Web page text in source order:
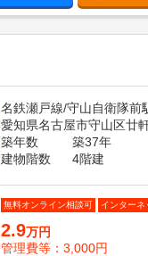
名鉄瀬戸線/守山自衛隊前
愛知県名古屋市守山区廿
築年数
築37年
建物階数
4階建
無料オンライン相談可 インターネ
2.9万円
管理費等：3,000円